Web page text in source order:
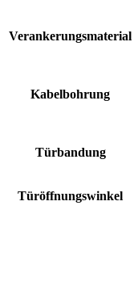
Verankerungsmaterial
Kabelbohrung
Türbandung
Türöffnungswinkel